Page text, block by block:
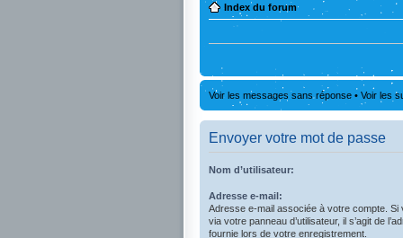
Index du forum
Voir les messages sans réponse • Voir les
Envoyer votre mot de passe
Nom d’utilisateur:
Adresse e-mail:
Adresse e-mail associée à votre compte. Si
via votre panneau d’utilisateur, il s’agit de
fournie lors de votre enregistrement.